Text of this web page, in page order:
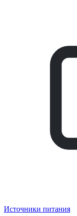
Источники питания